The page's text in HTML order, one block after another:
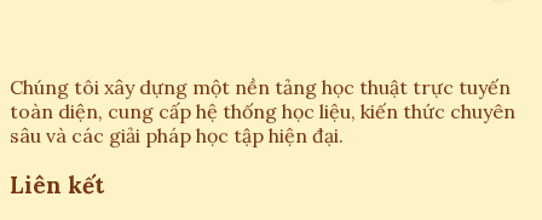
Chúng tôi xây dựng một nền tảng học thuật trực tuyến
toàn diện, cung cấp hệ thống học liệu, kiến thức chuyên
sâu và các giải pháp học tập hiện đại.
Liên kết